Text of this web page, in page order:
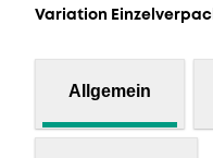
Variation
Allgemein